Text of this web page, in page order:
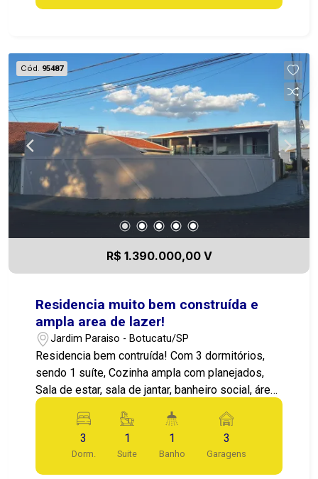
LAREIRA, LAVABO, COPA/COZINHA, DESPENSA,
JOGOS COM BANHEIRO E 2 SUITES.
CONFORTÁVEL CASA DE CASEIRO COM SALA, 2
DORMITÓRIOS, BANHEIRO, COZINHA E COPA
PARA MOMENTOS DE LAZER, VOCÊ PODE
DESFRUTAR DE QUIOSQUE COM
CHURRASQUEIRA E FORNO À LENHA, QUADRA
DE TÊNIS, 2 CAMPOS DE FUTEBOL E UMA
MARAVILHOSA PISCINA. IMENSA ÁREA VERDE
COM BELOS JARDINS.
Cód. 95487
R$ 1.390.000,00 V
Residencia muito bem construída e
ampla area de lazer!
Jardim Paraiso - Botucatu/SP
Residencia bem contruída! Com 3 dormitórios,
sendo 1 suíte, Cozinha ampla com planejados,
Sala de estar, sala de jantar, banheiro social, área
de serviços, espaço de lazer com piscina 4x8
com prainha e aquecida, churrasqueira e forno de
pizza e fogão a lenha, tbm possui cozinha, 1
dormitório, 1 banheiro externo! Placas
fotovoltaica! locliazação privilegiada, no Coração
3
Dorm.
1
Suite
1
Banho
3
Garagens